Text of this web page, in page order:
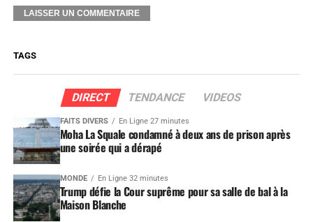
TAGS
DIRECT TENDANCE VIDEOS
FAITS DIVERS En Ligne 27 minutes
Moha La Squale condamné à deux ans de prison après
une soirée qui a dérapé
MONDE En Ligne 32 minutes
Trump défie la Cour suprême pour sa salle de bal à la
Maison Blanche